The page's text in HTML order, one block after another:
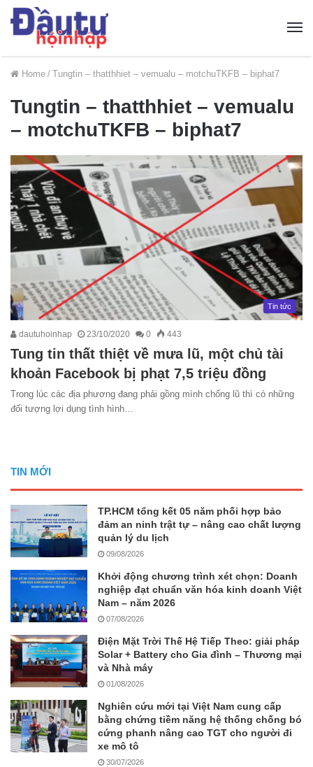
Home / Tungtin – thatthhiet – vemualu – motchuTKFB – biphat7
Tungtin – thatthhiet – vemualu
– motchuTKFB – biphat7
Tin tức
dautuhoinhap 23/10/2020 0 443
Tung tin thất thiệt về mưa lũ, một chủ tài
khoản Facebook bị phạt 7,5 triệu đồng
Trong lúc các địa phương đang phải gồng mình chống lũ thì có những
đối tượng lợi dụng tình hình…
TIN MỚI
TP.HCM tổng kết 05 năm phối hợp bảo
đảm an ninh trật tự – nâng cao chất lượng
quản lý du lịch
09/08/2026
Khởi động chương trình xét chọn: Doanh
nghiệp đạt chuẩn văn hóa kinh doanh Việt
Nam – năm 2026
07/08/2026
Điện Mặt Trời Thế Hệ Tiếp Theo: giải pháp
Solar + Battery cho Gia đình – Thương mại
và Nhà máy
01/08/2026
Nghiên cứu mới tại Việt Nam cung cấp
bằng chứng tiềm năng hệ thống chống bó
cứng phanh nâng cao TGT cho người đi
xe mô tô
30/07/2026